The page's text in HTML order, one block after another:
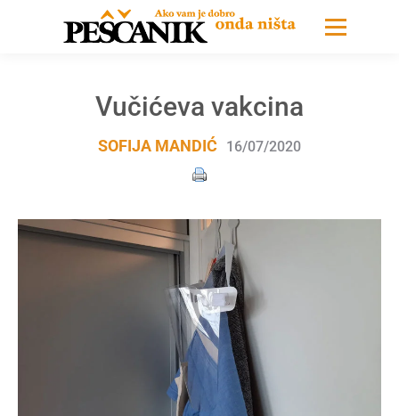
Vučićeva vakcina
SOFIJA MANDIĆ 16/07/2020